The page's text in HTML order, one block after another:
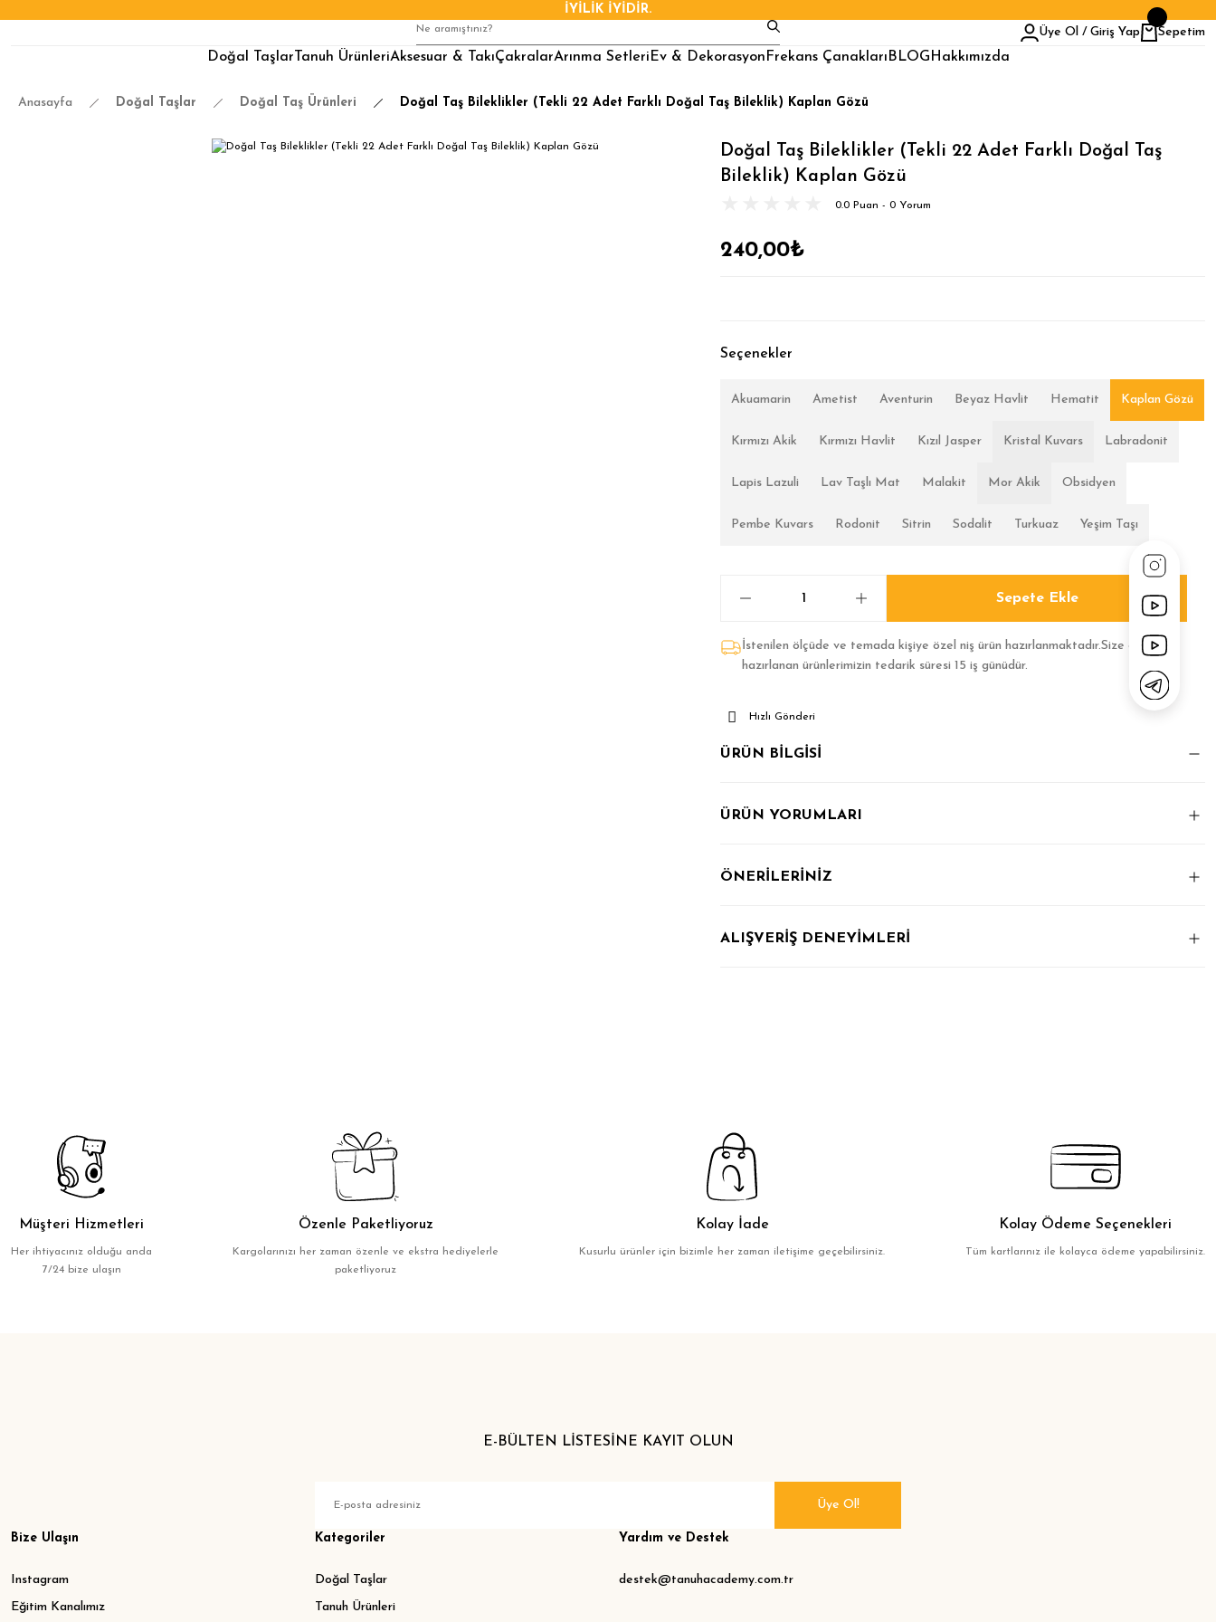
İYİLİK İYİDİR.
Üye Ol / Giriş Yap
Sepetim
Doğal Taşlar Tanuh ÜrünleriAksesuar & TakıÇakralarArınma Setleri Ev & Dekorasyon Frekans Çanakları BLOG Hakkımızda
Anasayfa Doğal Taşlar Doğal Taş Ürünleri Doğal Taş Bileklikler (Tekli 22 Adet Farklı Doğal Taş Bileklik) Kaplan Gözü
Doğal Taş Bileklikler (Tekli 22 Adet Farklı Doğal Taş
Bileklik) Kaplan Gözü
0.0 Puan - 0 Yorum
240,00₺
Seçenekler
Akuamarin Ametist Aventurin Beyaz Havlit Hematit Kaplan Gözü
Kırmızı Akik Kırmızı Havlit Kızıl Jasper Kristal Kuvars Labradonit
Lapis Lazuli Lav Taşlı Mat Malakit Mor Akik Obsidyen
Pembe Kuvars Rodonit Sitrin Sodalit Turkuaz Yeşim Taşı
Sepete Ekle
İstenilen ölçüde ve temada kişiye özel niş ürün hazırlanmaktadır.Size özel
hazırlanan ürünlerimizin tedarik süresi 15 iş günüdür.
Hızlı Gönderi
ÜRÜN BİLGİSİ
ÜRÜN YORUMLARI
ÖNERİLERİNİZ
ALIŞVERİŞ DENEYİMLERİ
Müşteri Hizmetleri
Her ihtiyacınız olduğu anda
7/24 bize ulaşın
Özenle Paketliyoruz
Kargolarınızı her zaman özenle ve ekstra hediyelerle
paketliyoruz
Kolay İade
Kusurlu ürünler için bizimle her zaman iletişime geçebilirsiniz.
Kolay Ödeme Seçenekleri
Tüm kartlarınız ile kolayca ödeme yapabilirsiniz.
E-BÜLTEN LİSTESİNE KAYIT OLUN
Üye Ol!
Bize Ulaşın
Instagram
Eğitim Kanalımız
Kategoriler
Doğal Taşlar
Tanuh Ürünleri
Yardım ve Destek
destek@tanuhacademy.com.tr